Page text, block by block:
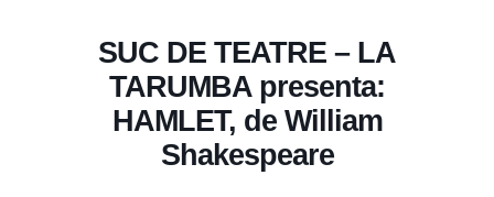
SUC DE TEATRE – LA
TARUMBA presenta:
HAMLET, de William
Shakespeare